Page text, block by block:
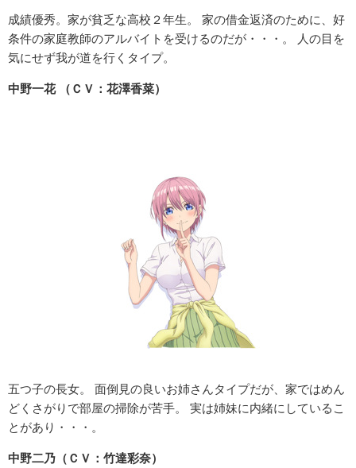
成績優秀。家が貧乏な高校２年生。 家の借金返済のために、好
条件の家庭教師のアルバイトを受けるのだが・・・。 人の目を
気にせず我が道を行くタイプ。
中野一花 （ＣＶ：花澤香菜）
五つ子の長女。 面倒見の良いお姉さんタイプだが、家ではめん
どくさがりで部屋の掃除が苦手。 実は姉妹に内緒にしているこ
とがあり・・・。
中野二乃（ＣＶ：竹達彩奈）